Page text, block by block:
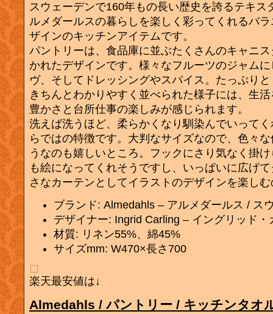
スウェーデンで160年もの長い歴史を誇るテキス
ルメダールスの暮らしを楽しく彩ってくれるバ
ザインのキッチンアイテムです。
パントリーは、食品庫に並ぶたくさんのキャニ
かれたデザインです。様々なフルーツのジャム
ヴ、そしてドレッシングやスパイス。たっぷり
きちんとわかりやすく並べられた様子には、生
豊かさと台所仕事の楽しみが感じられます。
洗えば洗うほど、柔らかくなり馴染んでいって
らではの特徴です。大判なサイズなので、色々
うなのも嬉しいところ。フックにさり気なく掛
も絵になってくれそうですし、いっぱいに広げ
さなカーテンとしてイラストのデザインを楽し
ブランド: Almedahls – アルメダールス / ス
デザイナー: Ingrid Carling – イングリッド・
材質: リネン55%、綿45%
サイズmm: W470×長さ700
楽天最安値は↓
Almedahls / パントリー / キッチンタオ